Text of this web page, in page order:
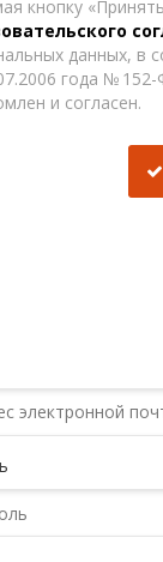
кнопку
данных, в
года № 152-
и согласен.